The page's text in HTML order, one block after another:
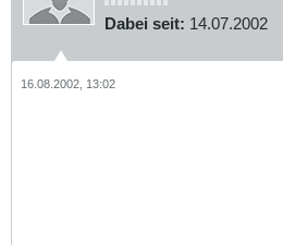
Dabei seit: 14.07.2002
16.08.2002, 13:02